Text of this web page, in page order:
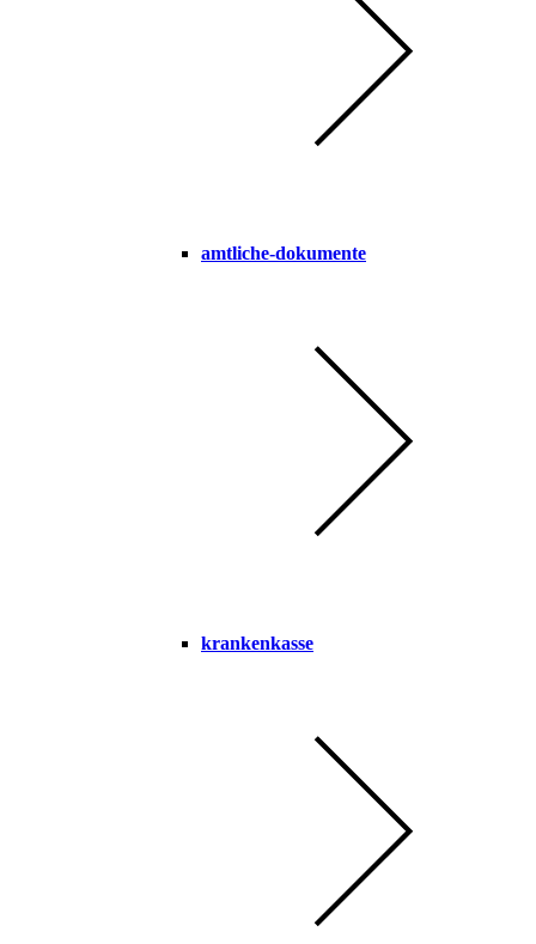
amtliche-dokumente
krankenkasse